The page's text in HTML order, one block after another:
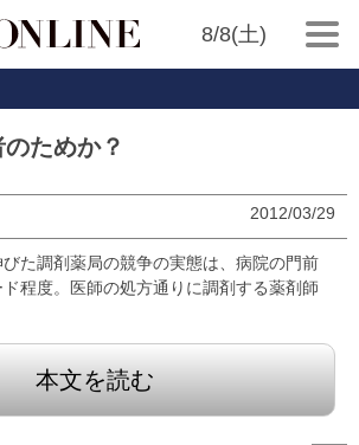
8/8(土)
ためか？
2012/03/29
た調剤薬局の競争の実態は、病院の門前
程度。医師の処方通りに調剤する薬剤師
本文を読む